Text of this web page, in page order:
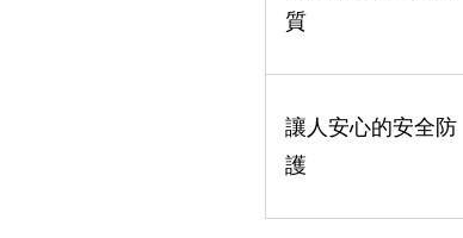
質
讓人安心的安全防
護